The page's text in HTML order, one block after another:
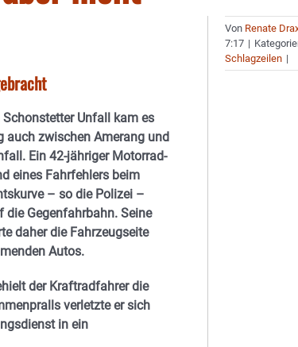
Unfall kam es
auch zwischen Amerang und
Ein 42-jähriger Motorrad-
eines Fahrfehlers beim
– so die Polizei –
Gegenfahrbahn. Seine
daher die Fahrzeugseite
Autos.
der Kraftradfahrer die
verletzte er sich
in ein
Von Renate
7:17 |
Schlagzeilen |